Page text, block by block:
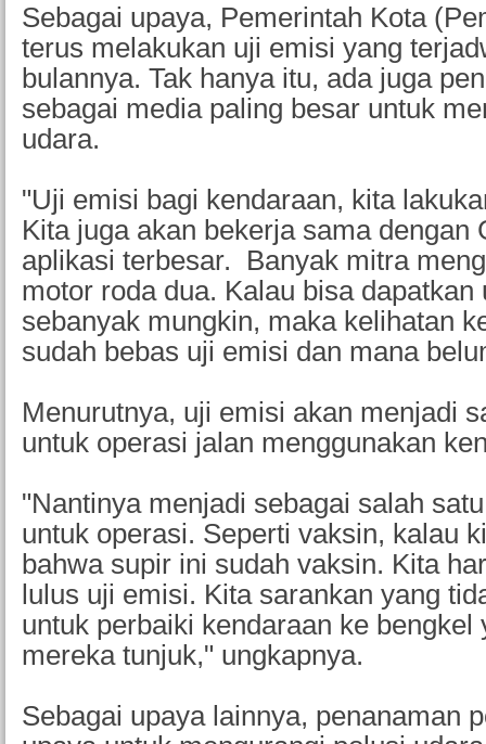
Sebagai upaya, Pemerintah Kota
terus melakukan uji emisi yang
bulannya. Tak hanya itu, ada juga
sebagai media paling besar untuk
udara.
"Uji emisi bagi kendaraan, kita
Kita juga akan bekerja sama dengan
aplikasi terbesar. Banyak mitra
motor roda dua. Kalau bisa dapatkan
sebanyak mungkin, maka kelihatan
sudah bebas uji emisi dan mana
Menurutnya, uji emisi akan menjadi
untuk operasi jalan menggunakan
"Nantinya menjadi sebagai salah
untuk operasi. Seperti vaksin, kalau
bahwa supir ini sudah vaksin. Kita
lulus uji emisi. Kita sarankan yang
untuk perbaiki kendaraan ke bengkel
mereka tunjuk," ungkapnya.
Sebagai upaya lainnya, penanaman